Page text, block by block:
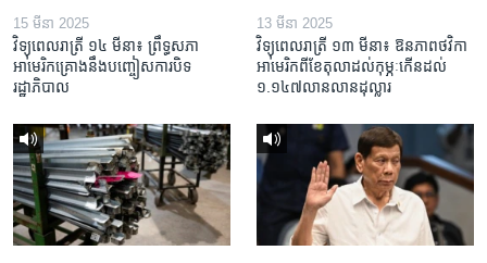
15 មីនា 2025
វិទ្យុពេលរាត្រី ១៤ មីនា៖ ព្រឹទ្ធសភា
អាមេរិកគ្រោងនឹងបញ្ចៀសការបិទ
រដ្ឋាភិបាល
13 មីនា 2025
វិទ្យុពេលរាត្រី ១៣ មីនា៖ ឱនភាព​ថវិកា​
អាមេរិក​ពី​ខែ​តុលា​ដល់​កុម្ភៈ​កើន​ដល់​
១.១៤៧​លានលាន​ដុល្លារ